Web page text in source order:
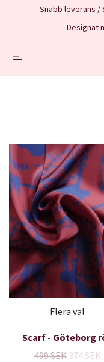
Snabb leverans /
Designat
Flera val
Scarf - Göteborg
499 SEK 374 SEK